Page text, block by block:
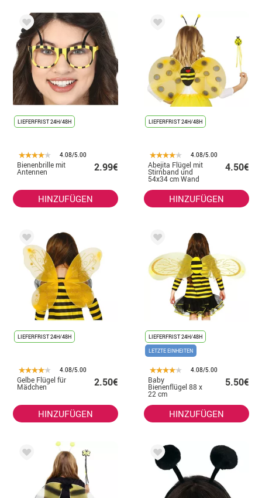
LIEFERFRIST 24H/48H
4.08/5.00
Bienenbrille mit
Antennen 2.99€
HINZUFÜGEN
LIEFERFRIST 24H/48H
4.08/5.00
Abejita Flügel mit
Stirnband und
54x34 cm Wand
4.50€
HINZUFÜGEN
LIEFERFRIST 24H/48H
4.08/5.00
Gelbe Flügel für
Mädchen 2.50€
HINZUFÜGEN
LIEFERFRIST 24H/48H
LETZTE EINHEITEN
4.08/5.00
Baby
Bienenflügel 88 x
22 cm
5.50€
HINZUFÜGEN